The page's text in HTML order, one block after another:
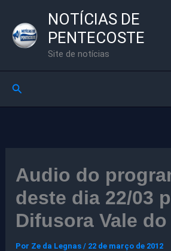
para
NOTÍCIAS DE
PENTECOSTE
Site de notícias
Pesquisar
Audio do
deste dia 22/03
Difusora Vale
Por Ze da Legnas/ 22 de março de 2012